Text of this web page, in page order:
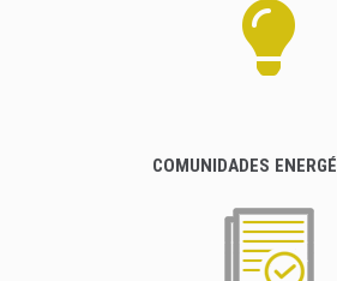
COMUNIDADES